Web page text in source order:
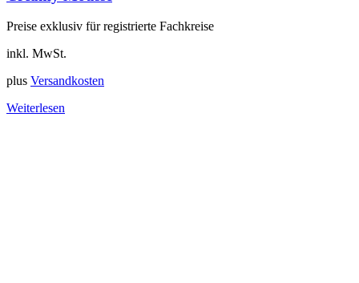
Preise exklusiv für registrierte Fachkreise
inkl. MwSt.
plus Versandkosten
Weiterlesen